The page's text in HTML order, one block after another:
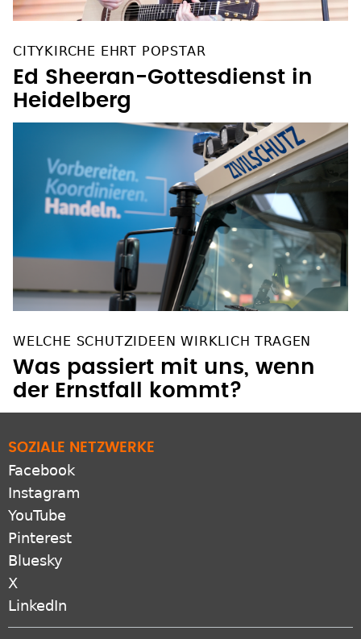
Ed Sheeran-Gottesdienst in
Heidelberg
Was passiert mit uns, wenn
der Ernstfall kommt?
Facebook
Instagram
YouTube
Pinterest
Bluesky
X
LinkedIn